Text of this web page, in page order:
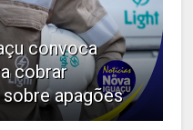
convoca
cobrar
apagões